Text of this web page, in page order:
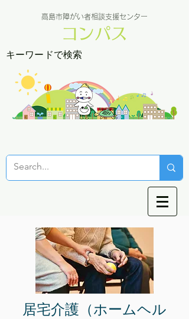
高島市障がい者相談支援センター
コンパス
キーワードで検索
居宅介護（ホームヘル